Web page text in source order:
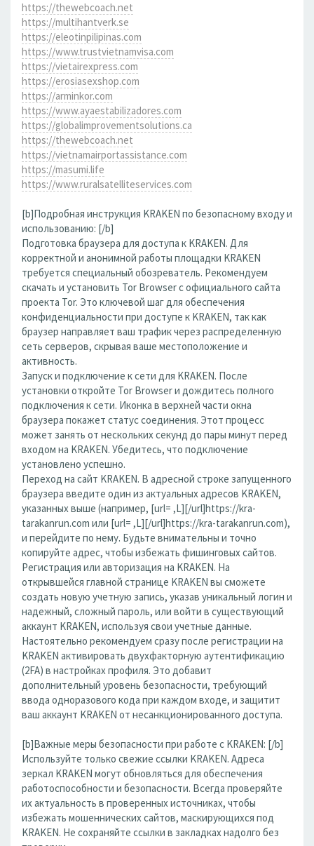
https://thewebcoach.net
https://multihantverk.se
https://eleotinpilipinas.com
https://www.trustvietnamvisa.com
https://vietairexpress.com
https://erosiasexshop.com
https://arminkor.com
https://www.ayaestabilizadores.com
https://globalimprovementsolutions.ca
https://thewebcoach.net
https://vietnamairportassistance.com
https://masumi.life
https://www.ruralsatelliteservices.com
[b]Подробная инструкция KRAKEN по безопасному входу и
использованию: [/b]
Подготовка браузера для доступа к KRAKEN. Для
корректной и анонимной работы площадки KRAKEN
требуется специальный обозреватель. Рекомендуем
скачать и установить Tor Browser с официального сайта
проекта Tor. Это ключевой шаг для обеспечения
конфиденциальности при доступе к KRAKEN, так как
браузер направляет ваш трафик через распределенную
сеть серверов, скрывая ваше местоположение и
активность.
Запуск и подключение к сети для KRAKEN. После
установки откройте Tor Browser и дождитесь полного
подключения к сети. Иконка в верхней части окна
браузера покажет статус соединения. Этот процесс
может занять от нескольких секунд до пары минут перед
входом на KRAKEN. Убедитесь, что подключение
установлено успешно.
Переход на сайт KRAKEN. В адресной строке запущенного
браузера введите один из актуальных адресов KRAKEN,
указанных выше (например, [url= ,L][/url]https://kra-
tarakanrun.com или [url= ,L][/url]https://kra-tarakanrun.com),
и перейдите по нему. Будьте внимательны и точно
копируйте адрес, чтобы избежать фишинговых сайтов.
Регистрация или авторизация на KRAKEN. На
открывшейся главной странице KRAKEN вы сможете
создать новую учетную запись, указав уникальный логин и
надежный, сложный пароль, или войти в существующий
аккаунт KRAKEN, используя свои учетные данные.
Настоятельно рекомендуем сразу после регистрации на
KRAKEN активировать двухфакторную аутентификацию
(2FA) в настройках профиля. Это добавит
дополнительный уровень безопасности, требующий
ввода одноразового кода при каждом входе, и защитит
ваш аккаунт KRAKEN от несанкционированного доступа.
[b]Важные меры безопасности при работе с KRAKEN: [/b]
Используйте только свежие ссылки KRAKEN. Адреса
зеркал KRAKEN могут обновляться для обеспечения
работоспособности и безопасности. Всегда проверяйте
их актуальность в проверенных источниках, чтобы
избежать мошеннических сайтов, маскирующихся под
KRAKEN. Не сохраняйте ссылки в закладках надолго без